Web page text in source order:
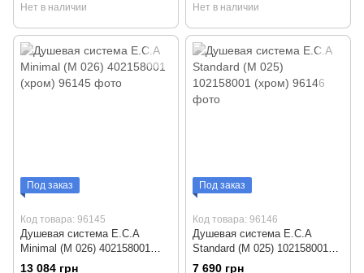
Нет в наличии Нет в наличии
Под заказ
Код товара: 96145
Душевая система E.C.A
Minimal (М 026) 402158001
(хром)
13 084 грн
Под заказ
Код товара: 96146
Душевая система E.C.A
Standard (М 025) 102158001
(хром)
7 690 грн